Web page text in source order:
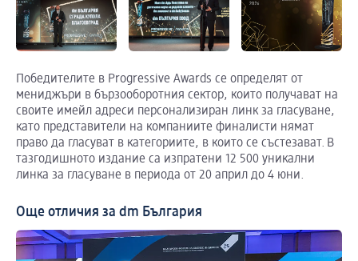
Победителите в Progressive Awards се определят от
мениджъри в бързооборотния сектор, които получават на
своите имейл адреси персонализиран линк за гласуване,
като представители на компаниите финалисти нямат
право да гласуват в категориите, в които се състезават. В
тазгодишното издание са изпратени 12 500 уникални
линка за гласуване в периода от 20 април до 4 юни.
Още отличия за dm България